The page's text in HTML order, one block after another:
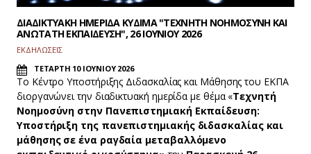
ΔΙΑΔΙΚΤΥΑΚΗ ΗΜΕΡΙΔΑ ΚΥΔΙΜΑ "ΤΕΧΝΗΤΗ ΝΟΗΜΟΣΥΝΗ ΚΑΙ
ΑΝΩΤΑΤΗ ΕΚΠΑΙΔΕΥΣΗ", 26 ΙΟΥΝΙΟΥ 2026
ΕΚΔΗΛΩΣΕΙΣ
ΤΕΤΑΡΤΗ 10 ΙΟΥΝΙΟΥ 2026
Tο Κέντρο Υποστήριξης Διδασκαλίας και Μάθησης του ΕΚΠΑ
διοργανώνει την διαδικτυακή ημερίδα με θέμα «Τεχνητή
Νοημοσύνη στην Πανεπιστημιακή Εκπαίδευση:
Υποστήριξη της πανεπιστημιακής διδασκαλίας και
μάθησης σε ένα ραγδαία μεταβαλλόμενο